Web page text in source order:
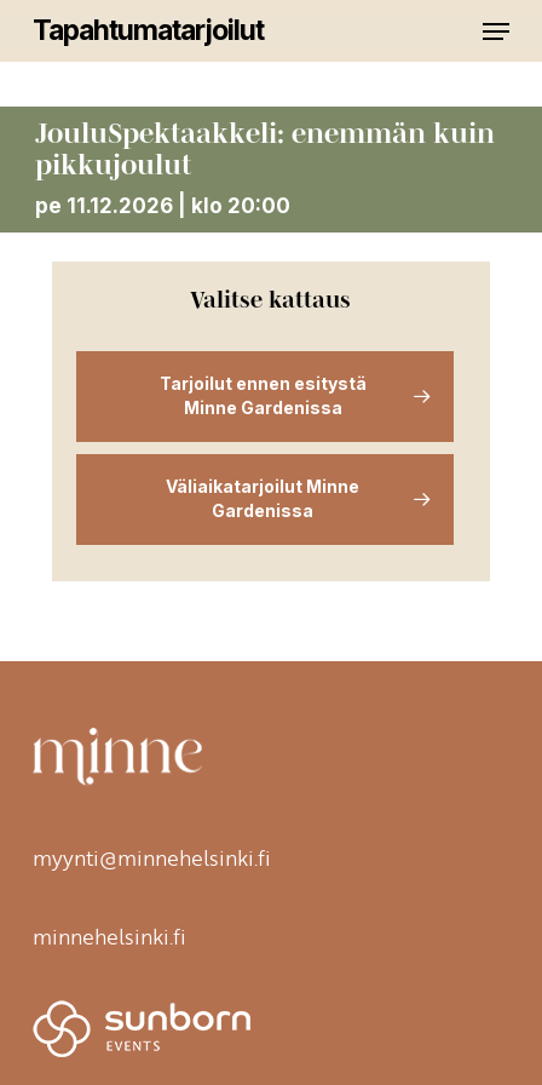
Skip
content
Tapahtumatarjoilut Menu
JouluSpektaakkeli: enemmän kuin
pikkujoulut
pe 11.12.2026 | klo 20:00
Valitse kattaus
Tarjoilut ennen esitystä
Minne Gardenissa
Väliaikatarjoilut Minne
Gardenissa
myynti@minnehelsinki.fi
minnehelsinki.fi
Menu